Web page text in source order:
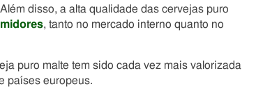
disso, a alta qualidade das cervejas puro
, tanto no mercado interno quanto no
puro malte tem sido cada vez mais valorizada
países europeus.